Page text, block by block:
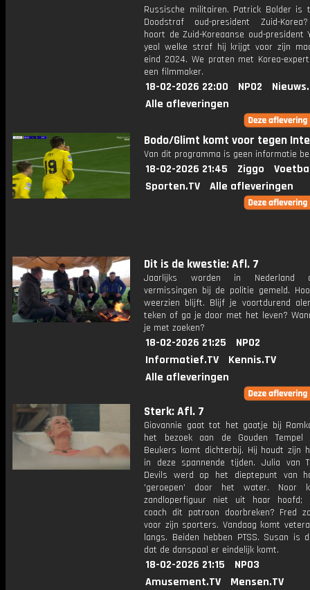
Russische militairen. Patrick Bolder is
Doodstraf oud-president Zuid-
hoort de Zuid-Koreaanse oud-president
yeol welke straf hij krijgt voor zijn
eind 2024. We praten met Korea-
een filmmaker.
18-02-2026 22:00 NPO2
Alle afleveringen
Bodo/Glimt komt voor tegen
Van dit programma is geen informatie
18-02-2026 21:45 Ziggo
Sporten.TV
Alle afleveringen
Dit is de kwestie: Afl. 7
Jaarlijks worden in Nederland
vermissingen bij de politie gemeld.
weerzien blijft. Blijf je voortdurend
teken of ga je door met het leven?
je met zoeken?
18-02-2026 21:25
NPO2
Informatief.TV
Kennis.TV
Alle afleveringen
Sterk: Afl. 7
Giovannie gaat tot het gaatje bij
het bezoek aan de Gouden Tempel
Beukers komt dichterbij. Hij houdt zijn
in deze spannende tijden. Julia van
Devils werd op het dieptepunt van
'geroepen' door het water. Noor
zandloperfiguur niet uit haar hoofd;
coach dit patroon doorbreken? Fred
voor zijn sporters. Vandaag komt
langs. Beiden hebben PTSS. Susan is
dat de danspaal er eindelijk komt.
18-02-2026 21:15
NPO3
Amusement.TV
Mensen.TV